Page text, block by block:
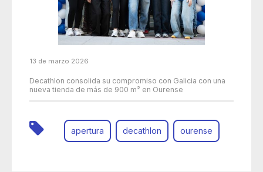
13 de marzo 2026
Decathlon consolida su compromiso con Galicia con una
nueva tienda de más de 900 m² en Ourense
apertura decathlon ourense